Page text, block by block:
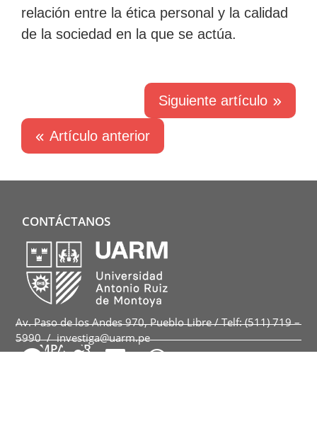
relación entre la ética personal y la calidad
de la sociedad en la que se actúa.
Siguiente artículo
Artículo anterior
CONTÁCTANOS
Av. Paso de los Andes 970, Pueblo Libre / Telf: (511) 719 –
5990 / investiga@uarm.pe
COMPARTIR